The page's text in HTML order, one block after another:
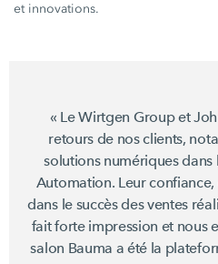
et innovations.
« Le Wirtgen Group et
retours de nos clients,
solutions numériques
Automation. Leur
dans le succès des ventes
fait forte impression et nous
salon Bauma a été la